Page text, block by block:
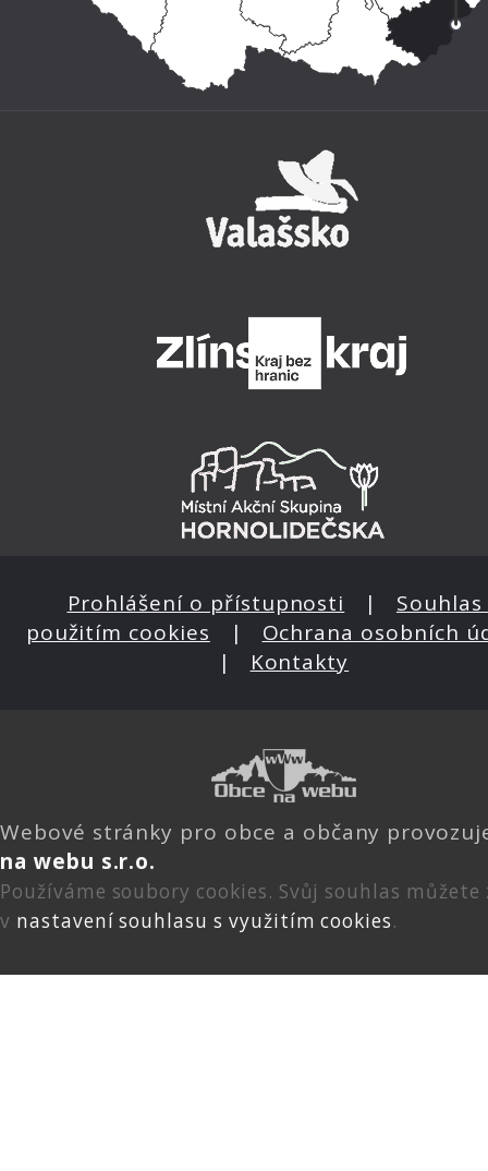
Prohlášení o přístupnosti | Souhlas
použitím cookies | Ochrana osobních
| Kontakty
Webové stránky pro obce a občany
na webu s.r.o.
Používáme soubory cookies. Svůj souhlas
v nastavení souhlasu s využitím cookies.